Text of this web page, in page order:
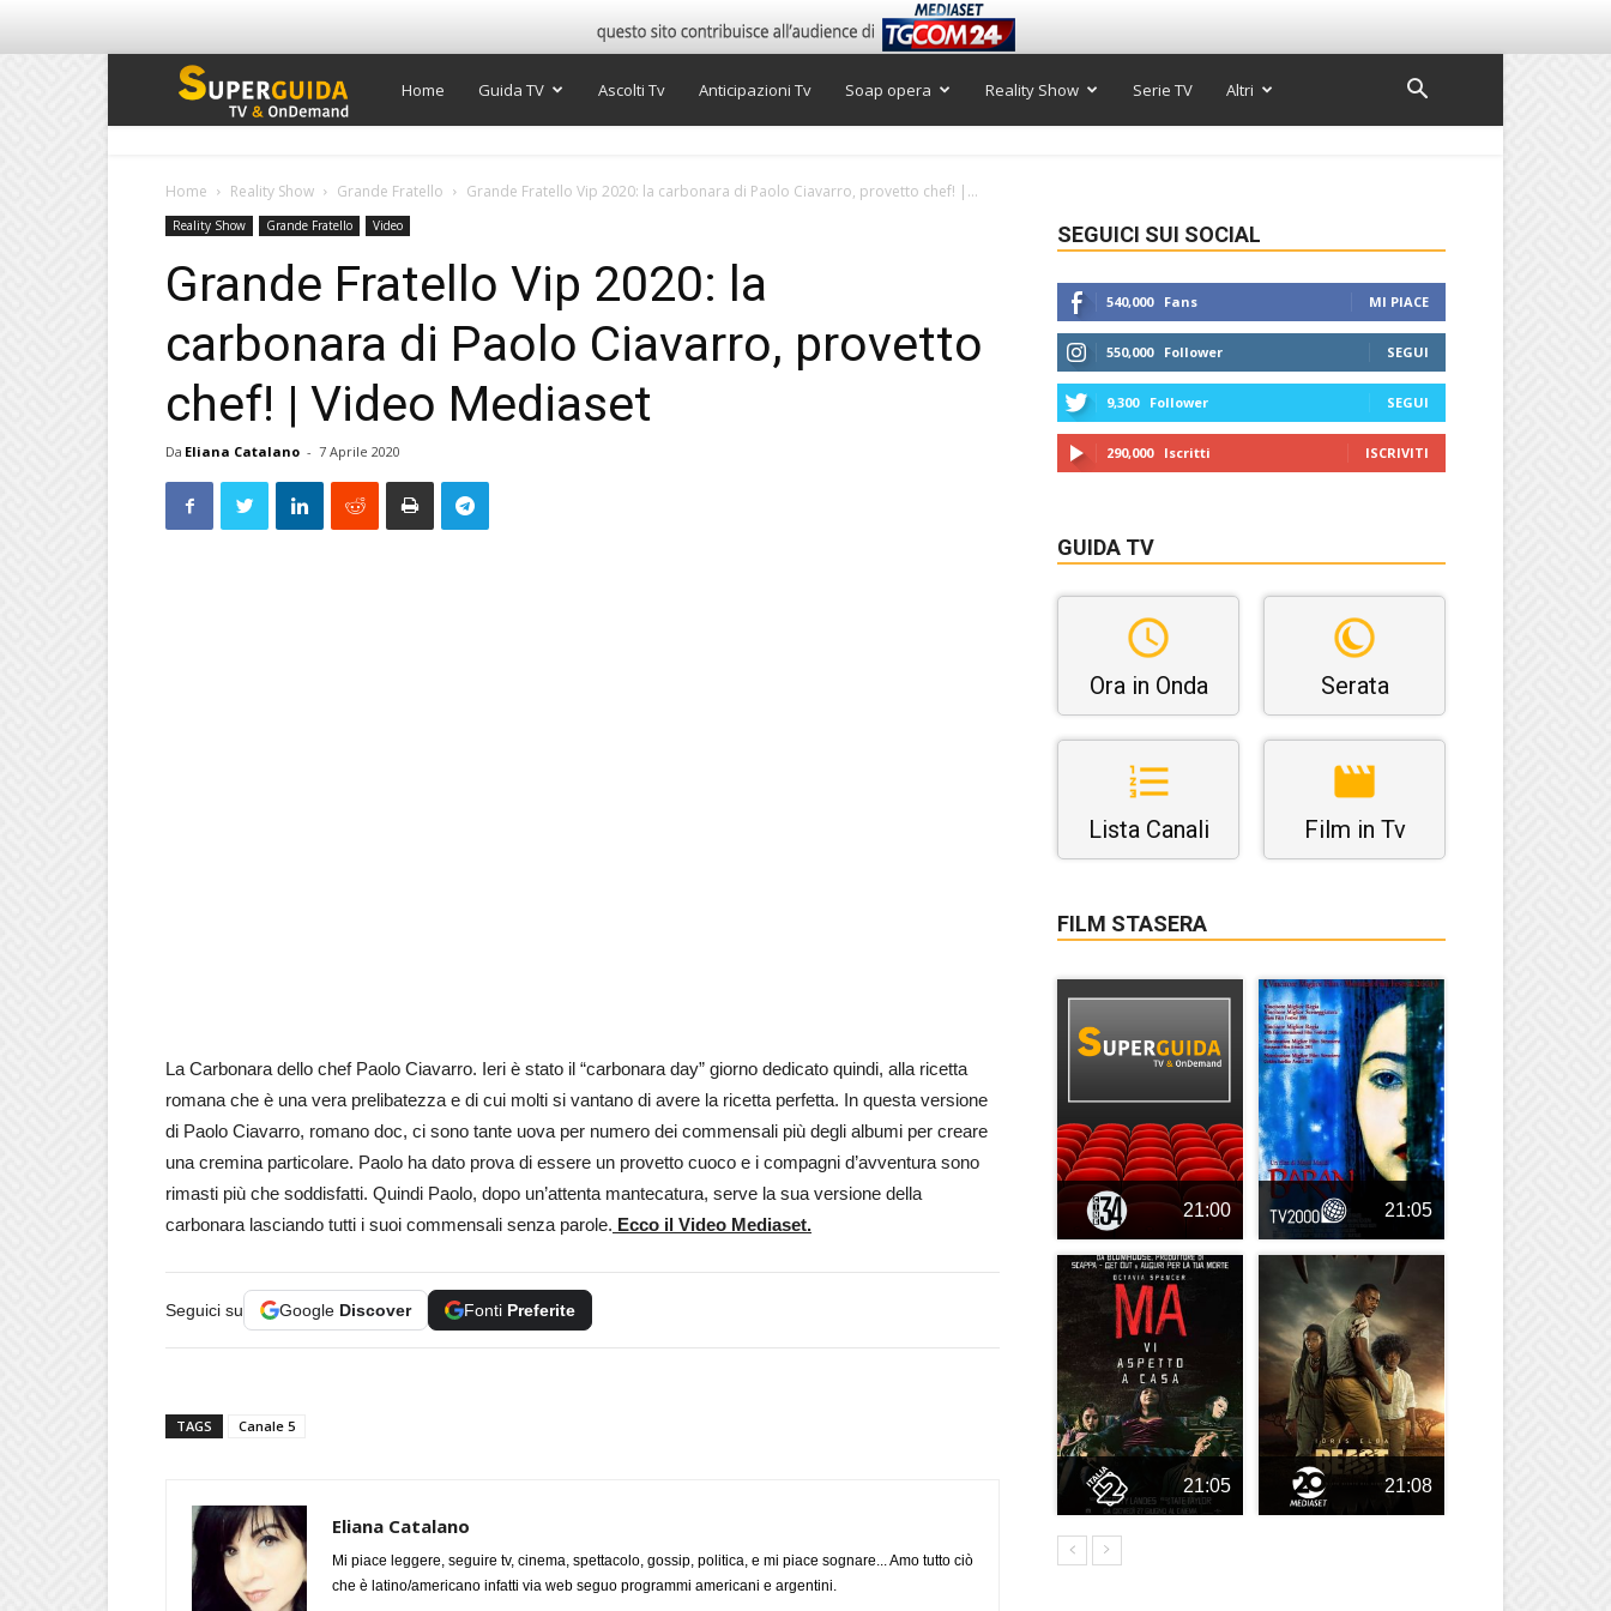
Super
TV
Home Guida TV Ascolti Tv Anticipazioni Tv Soap opera Reality Show Serie TV Altri
Home Reality Show Grande Fratello Grande Fratello Vip 2020: la carbonara di Paolo Ciavarro, provetto chef! |...
Reality Show Grande Fratello Video
Grande Fratello Vip 2020: la
carbonara di Paolo Ciavarro, provetto
chef! | Video Mediaset
Da Eliana Catalano - 7 Aprile 2020
La Carbonara dello chef Paolo Ciavarro. Ieri è stato il “carbonara day” giorno dedicato quindi, alla ricetta
romana che è una vera prelibatezza e di cui molti si vantano di avere la ricetta perfetta. In questa versione
di Paolo Ciavarro, romano doc, ci sono tante uova per numero dei commensali più degli albumi per creare
una cremina particolare. Paolo ha dato prova di essere un provetto cuoco e i compagni d’avventura sono
rimasti più che soddisfatti. Quindi Paolo, dopo un’attenta mantecatura, serve la sua versione della
carbonara lasciando tutti i suoi commensali senza parole. Ecco il Video Mediaset.
Seguici su Google Discover Fonti Preferite
TAGS Canale 5
Eliana Catalano
Mi piace leggere, seguire tv, cinema, spettacolo, gossip, politica, e mi piace sognare... Amo tutto ciò
che è latino/americano infatti via web seguo programmi americani e argentini.
SEGUICI SUI SOCIAL
540,000 Fans MI PIACE
550,000 Follower SEGUI
9,300 Follower SEGUI
290,000 Iscritti ISCRIVITI
GUIDA TV
Ora in Onda Serata
Lista Canali Film in Tv
FILM STASERA
21:00 21:05
21:05 21:08